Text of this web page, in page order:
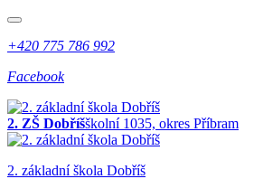
+420 775 786 992
Facebook
2. ZŠ Dobříšškolní 1035, okres Příbram
2. základníškola Dobříš